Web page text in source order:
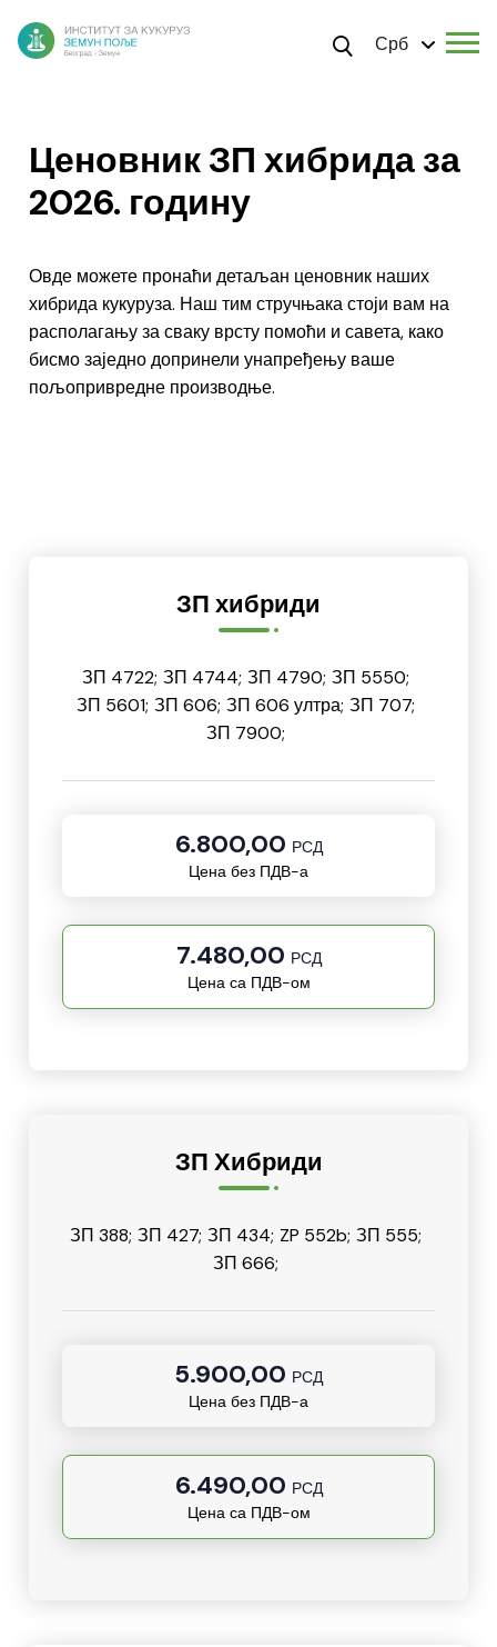
Срб
Ценовник ЗП хибрида за
2026. годину
Овде можете пронаћи детаљан ценовник наших
хибрида кукуруза. Наш тим стручњака стоји вам на
располагању за сваку врсту помоћи и савета, како
бисмо заједно допринели унапређењу ваше
пољопривредне производње.
ЗП хибриди
ЗП 4722; ЗП 4744; ЗП 4790; ЗП 5550;
ЗП 5601; ЗП 606; ЗП 606 ултра; ЗП 707;
ЗП 7900;
6.800,00 РСД
Цена без ПДВ-а
7.480,00 РСД
Цена са ПДВ-ом
ЗП Хибриди
ЗП 388; ЗП 427; ЗП 434; ZP 552b; ЗП 555;
ЗП 666;
5.900,00 РСД
Цена без ПДВ-а
6.490,00 РСД
Цена са ПДВ-ом